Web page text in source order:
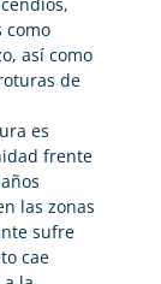
como
así como
de
es
frente
las zonas
sufre
cae